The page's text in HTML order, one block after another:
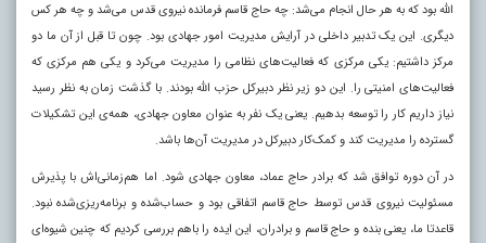
الله بود که به هر حال انجام می‌شد: چه حاج قاسم فرمانده نیروی قدس می‌شد و چه هر کس
دیگری. این یک تدبیر داخلی در آرایش مدیریت امور جهادی بود. چون تا قبل از آن ما دو
مرکز داشتیم: یکی مرکزی که فعالیت‌های نظامی را مدیریت می‌کرد و یکی هم مرکزی که
فعالیت‌های امنیتی را. این دو زیر نظر دبیرکل حزب الله بودند. با گذشت زمان به نظر رسید
نیاز داریم کار را توسعه بدهیم. یعنی یک نفر به عنوان معاون جهادی، همه‌ی این تشکیلات
گسترده را مدیریت کند و کمک‌کار دبیرکل در مدیریت آن‌ها باشد.
در آن دوره توافق شد که برادر حاج عماد، معاون جهادی شود. اما هم‌زمانی‌اش با پذیرش
مسئولیت نیروی قدس توسط حاج قاسم اتفاقی بود و حساب‌شده و برنامه‌ریزی‌شده نبود.
قاعدتا ما، یعنی بنده و حاج قاسم و برادران، این ایده را باهم بررسی کردیم که چنین شیوه‌ای